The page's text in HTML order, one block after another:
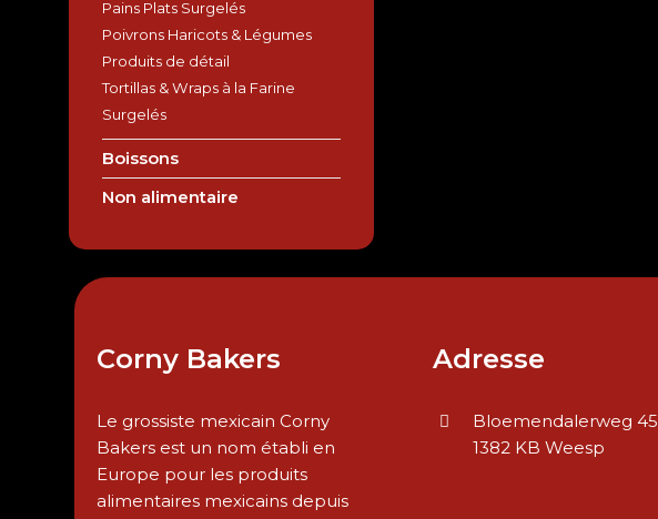
Pains Plats Surgelés
Poivrons Haricots & Légumes
Produits de détail
Tortillas & Wraps à la Farine
Surgelés
Boissons
Non alimentaire
Corny Bakers
Le grossiste mexicain Corny
Bakers est un nom établi en
Europe pour les produits
alimentaires mexicains depuis
Adresse
Bloemendalerweg 45
1382 KB Weesp